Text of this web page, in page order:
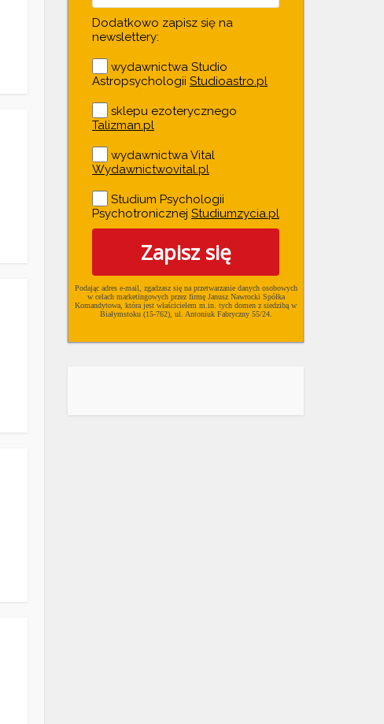
Dodatkowo zapisz się na
newslettery:
wydawnictwa Studio
Astropsychologii Studioastro.pl
sklepu ezoterycznego
Talizman.pl
wydawnictwa Vital
Wydawnictwovital.pl
Studium Psychologii
Psychotronicznej Studiumzycia.pl
Zapisz się
Podając adres e-mail, zgadzasz się na przetwarzanie danych osobowych
w ce­lach mar­ke­tin­go­wych przez firmę Janusz Nawrocki Spółka
Komandytowa, która jest właścicielem m.in. tych domen z siedzibą w
Białymstoku (15-762), ul. Antoniuk Fabryczny 55/24.